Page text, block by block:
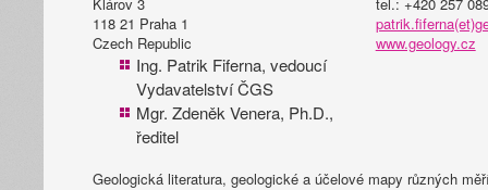
118 21 Praha 1
Czech Republic
Ing. Patrik Fiferna, vedoucí
Vydavatelství ČGS
Mgr. Zdeněk Venera, Ph.D.,
ředitel
www.geology.cz
Geologická literatura, geologické a účelové mapy různých